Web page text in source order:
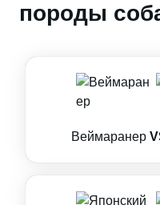
породы
Веймаранер